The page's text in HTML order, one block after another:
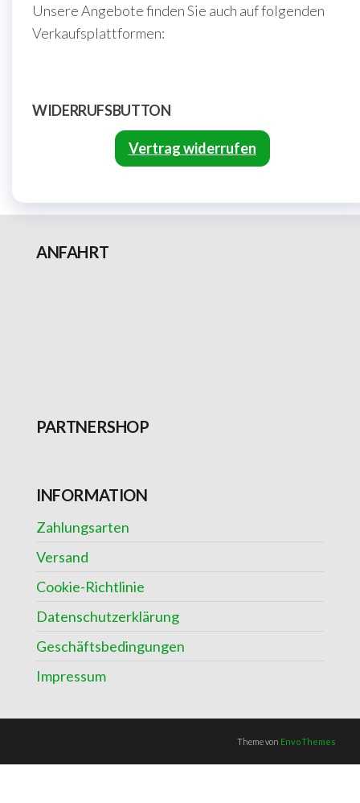
Unsere Angebote finden Sie auch auf folgenden
Verkaufsplattformen:
WIDERRUFSBUTTON
Vertrag widerrufen
ANFAHRT
PARTNERSHOP
INFORMATION
Zahlungsarten
Versand
Cookie-Richtlinie
Datenschutzerklärung
Geschäftsbedingungen
Impressum
Theme von EnvoThemes